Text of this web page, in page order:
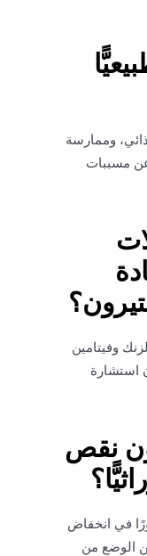
وممارسة
عن مسببات
وفيتامين
استشارة
نقص
في انخفاض
الوضع من